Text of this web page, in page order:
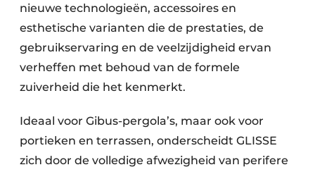
nieuwe technologieën, accessoires en
esthetische varianten die de prestaties, de
gebruikservaring en de veelzijdigheid ervan
verheffen met behoud van de formele
zuiverheid die het kenmerkt.
Ideaal voor Gibus-pergola’s, maar ook voor
portieken en terrassen, onderscheidt GLISSE
zich door de volledige afwezigheid van perifere